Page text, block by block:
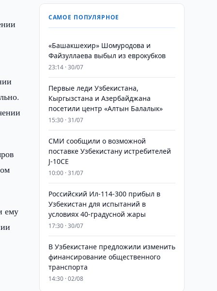
ему
САМОЕ ПОПУЛЯРНОЕ
«Башакшехир» Шомуродова и
Файзуллаева выбыл из еврокубков
23:14 · 30/07
Первые леди Узбекистана,
Кыргызстана и Азербайджана
посетили центр «Алтын Балалык»
15:30 · 31/07
СМИ сообщили о возможной
поставке Узбекистану истребителей
J-10CE
10:00 · 31/07
Российский Ил-114-300 прибыл в
Узбекистан для испытаний в
условиях 40-градусной жары
17:30 · 30/07
В Узбекистане предложили изменить
финансирование общественного
транспорта
14:30 · 02/08